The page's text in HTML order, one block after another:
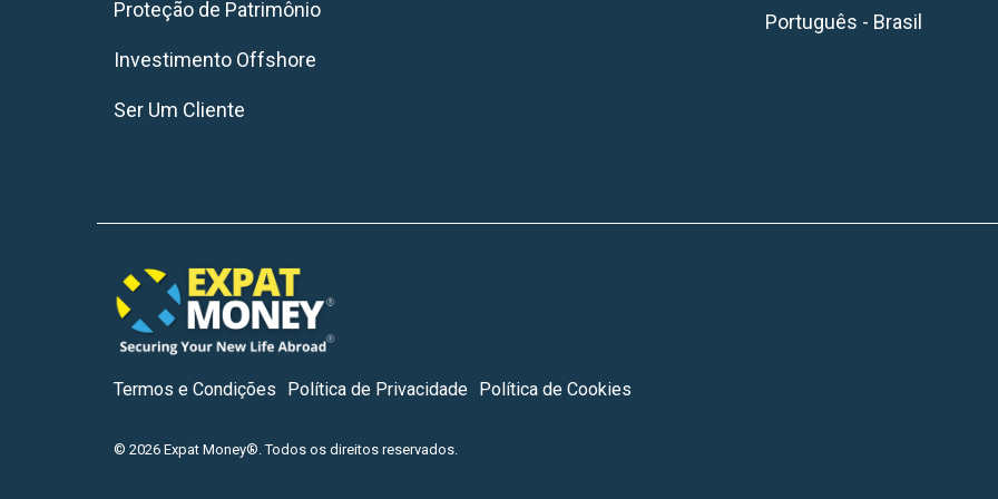
Proteção de Patrimônio
Investimento Offshore
Ser Um Cliente
Português - Brasil
Termos e Condições Política de Privacidade Política de Cookies
© 2026 Expat Money®. Todos os direitos reservados.